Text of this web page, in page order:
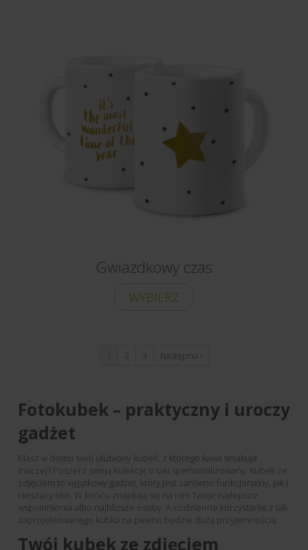
Gwiazdkowy czas
WYBIERZ
2 3 następna ›
Fotokubek – praktyczny i uroczy
gadżet
Masz w domu swój ulubiony kubek, z którego kawa smakuje
inaczej? Poszerz swoją kolekcję o taki spersonalizowany. Kubek ze
zdjęciem to wyjątkowy gadżet, który jest zarówno funkcjonalny, jak i
cieszący oko. W końcu znajdują się na nim Twoje najlepsze
wspomnienia albo najbliższe osoby. A codzienne korzystanie z tak
zaprojektowanego kubka na pewno będzie dużą przyjemnością.
Twój kubek ze zdjęciem